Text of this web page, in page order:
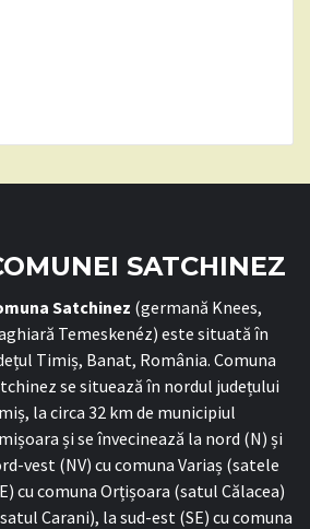
SATCHINEZ
Satchinez (germană Knees,
Temeskenéz) este situată în
Timiș, Banat, România. Comuna
se situează în nordul județului
la circa 32 km de municipiul
și se învecinează la nord (N) și
vest (NV) cu comuna Variaș (satele
cu comuna Orțișoara (satul Călacea)
Carani), la sud-est (SE) cu comuna